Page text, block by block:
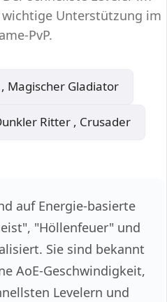
Unterstützung im
PvP.
, Magischer Gladiator
Ritter , Crusader
auf Energie-basierte
"Höllenfeuer" und
Sie sind bekannt
AoE-Geschwindigkeit,
Levelern und